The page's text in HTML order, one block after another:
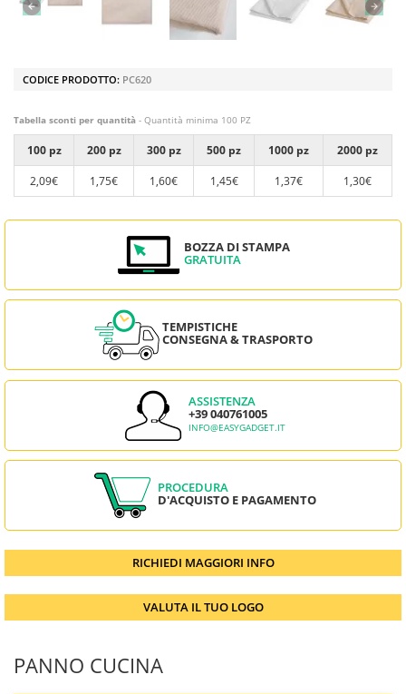
CODICE PRODOTTO: PC620
Tabella sconti per quantità - Quantità minima 100 PZ
100 pz 200 pz 300 pz 500 pz 1000 pz
2000 pz
2,09€
1,75€ 1,60€ 1,45€ 1,37€ 1,30€
BOZZA DI STAMPA
GRATUITA
TEMPISTICHE
CONSEGNA & TRASPORTO
ASSISTENZA
+39 040761005
INFO@EASYGADGET.IT
PROCEDURA
D'ACQUISTO E PAGAMENTO
RICHIEDI MAGGIORI INFO
VALUTA IL TUO LOGO
PANNO CUCINA